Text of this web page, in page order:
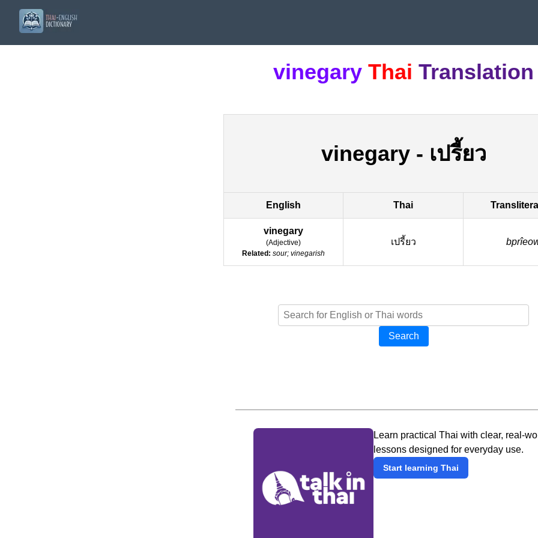
vinegary Thai Translation
vinegary- เปรี้ยว
English Thai
vinegary
(Adjective)
Related: sour; vinegarish
เปรี้ยว
Search
Learn practical Thai with clear, real-
lessons designed for everyday use.
Start learning Thai